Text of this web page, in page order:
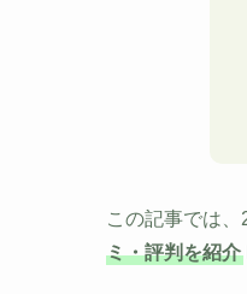
この記事では
ミ・評判を紹介